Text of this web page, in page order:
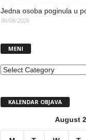
Jedna osoba poginula u
06/08/2026
MENI
MENI
KALENDAR OBJAVA
August